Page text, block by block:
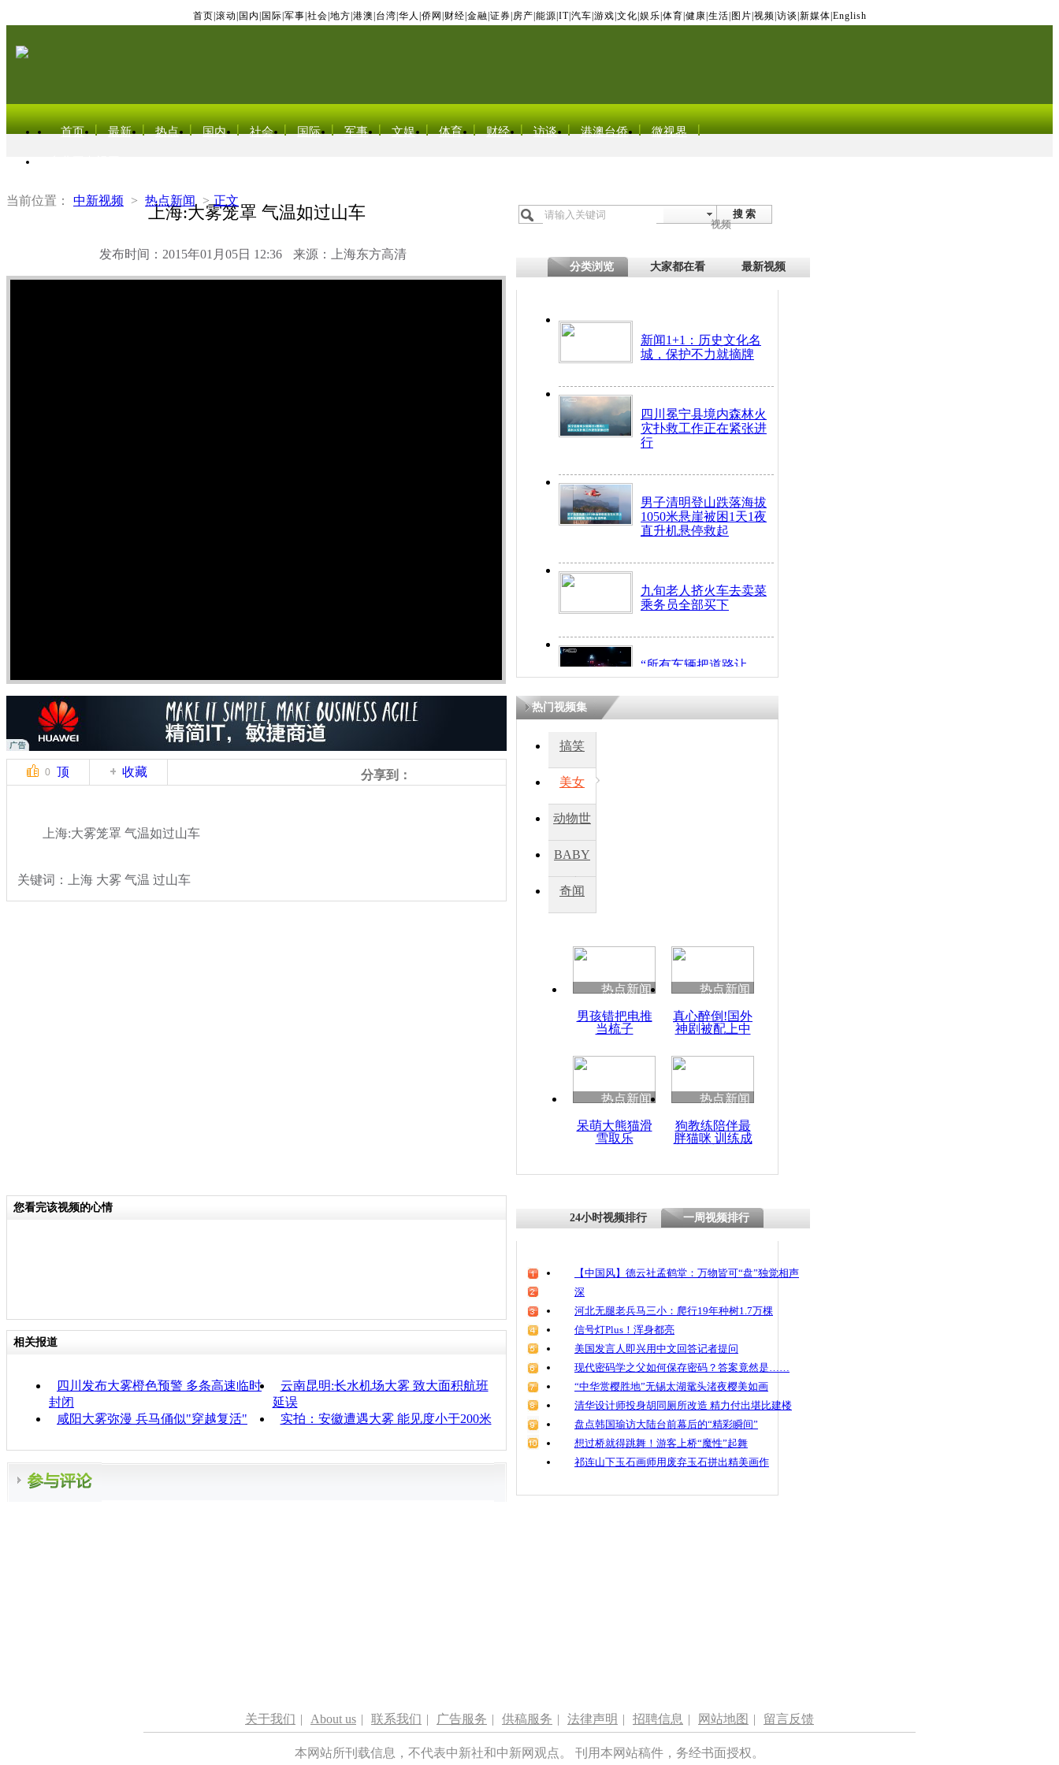
首页 滚动 国内 国际 军事 社会 地方 港澳 台湾 华人 侨网 财经 金融 证券 房产 能源 IT| 汽车 游戏 文化 娱乐 体育 健康 生活 图片 视频 访谈 新媒体 English
首页 最新 热点 国内 社会 国际 军事 文娱 体育 财经 访谈 港澳台侨 微视界
当前位置： 中新视频 > 热点新闻 > 正文
上海:大雾笼罩 气温如过山车
发布时间：2015年01月05日 12:36 来源：上海东方高清
搜 索
视频
分类浏览 大家都在看 最新视频
新闻1+1：历史文化名
城，保护不力就摘牌
四川冕宁县境内森林火
灾扑救工作正在紧张进
行
男子清明登山跌落海拔
1050米悬崖被困1天1夜
直升机悬停救起
九旬老人挤火车去卖菜
乘务员全部买下
“所有车辆把道路让
开！”儿童突发疾病交
因
度苗族花山节
魂
0 顶 收藏 分享到：
上海:大雾笼罩 气温如过山车
关键词：上海 大雾 气温 过山车
热门视频集
搞笑
美女
动物世
BABY
秀
奇闻
热点新闻
男孩错把电推
当梳子
热点新闻
真心醉倒!国外
神剧被配上中
热点新闻
呆萌大熊猫滑
雪取乐
热点新闻
狗教练陪伴最
胖猫咪 训练成
您看完该视频的心情
相关报道
四川发布大雾橙色预警 多条高速临时
封闭
云南昆明:长水机场大雾 致大面积航班
延误
咸阳大雾弥漫 兵马俑似"穿越复活"
实拍：安徽遭遇大雾 能见度小于200米
24小时视频排行 一周视频排行
【中国风】德云社孟鹤堂：万物皆可“盘”独觉相声
深
河北无腿老兵马三小：爬行19年种树1.7万棵
信号灯Plus！浑身都亮
美国发言人即兴用中文回答记者提问
现代密码学之父如何保存密码？答案竟然是……
“中华赏樱胜地”无锡太湖鼋头渚夜樱美如画
清华设计师投身胡同厕所改造 精力付出堪比建楼
盘点韩国瑜访大陆台前幕后的“精彩瞬间”
想过桥就得跳舞！游客上桥“魔性”起舞
祁连山下玉石画师用废弃玉石拼出精美画作
关于我们 | About us | 联系我们 | 广告服务 | 供稿服务 | 法律声明 | 招聘信息 | 网站地图 | 留言反馈
本网站所刊载信息，不代表中新社和中新网观点。 刊用本网站稿件，务经书面授权。